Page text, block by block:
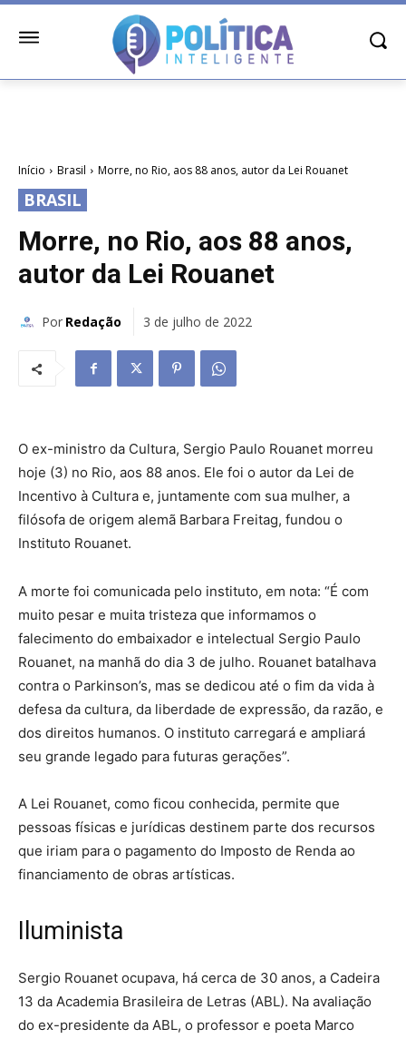
Início Brasil Morre, no Rio, aos 88 anos, autor da Lei Rouanet
BRASIL
Morre, no Rio, aos 88 anos,
autor da Lei Rouanet
Por Redação 3 de julho de 2022
O ex-ministro da Cultura, Sergio Paulo Rouanet morreu
hoje (3) no Rio, aos 88 anos. Ele foi o autor da Lei de
Incentivo à Cultura e, juntamente com sua mulher, a
filósofa de origem alemã Barbara Freitag, fundou o
Instituto Rouanet.
A morte foi comunicada pelo instituto, em nota: “É com
muito pesar e muita tristeza que informamos o
falecimento do embaixador e intelectual Sergio Paulo
Rouanet, na manhã do dia 3 de julho. Rouanet batalhava
contra o Parkinson’s, mas se dedicou até o fim da vida à
defesa da cultura, da liberdade de expressão, da razão, e
dos direitos humanos. O instituto carregará e ampliará
seu grande legado para futuras gerações”.
A Lei Rouanet, como ficou conhecida, permite que
pessoas físicas e jurídicas destinem parte dos recursos
que iriam para o pagamento do Imposto de Renda ao
financiamento de obras artísticas.
Iluminista
Sergio Rouanet ocupava, há cerca de 30 anos, a Cadeira
13 da Academia Brasileira de Letras (ABL). Na avaliação
do ex-presidente da ABL, o professor e poeta Marco